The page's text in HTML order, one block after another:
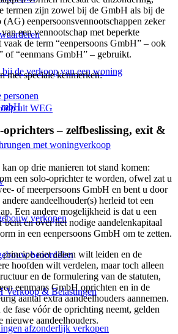
bij de verkoop van een woning
uit WEG
met woningverkoop
verkopen
beoordelen
Verkoop & Belastingen
afzonderlijk verkopen
termen zijn zowel bij de GmbH als bij de
(AG) eenpersoonsvennootschappen zeker
een vennootschap met beperkte
de term “eenpersoons GmbH” – ook
“eenmans GmbH” – gebruikt.
met speciale kenmerken:
– zelfbeslissing, exit &
op drie manieren tot stand komen:
een solo-oprichter te worden, ofwel zat u
of meerpersoons GmbH en bent u door
aandeelhouder(s) herleid tot een
Een andere mogelijkheid is dat u een
bent en over het nodige aandelenkapitaal
in een eenpersoons GmbH om te zetten.
niet alleen wilt leiden en de
hoofden wilt verdelen, maar toch alleen
en de formulering van de statuten,
eenmans GmbH oprichten en in de
aantal extra aandeelhouders aannemen.
fase vóór de oprichting neemt, gelden
nieuwe aandeelhouders.